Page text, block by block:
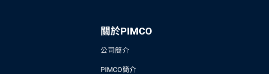
關於PIMCO
公司簡介
PIMCO簡介